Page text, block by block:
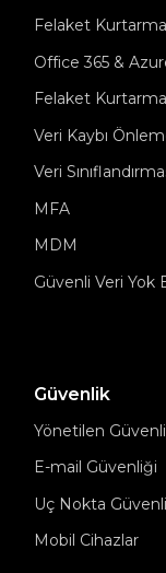
Felaket Kurtarma
Office 365 &
Felaket
Veri Kaybı
Veri
MFA
MDM
Güvenli Veri Yok
Güvenlik
Yönetilen
E-mail Güvenliği
Uç Nokta
Mobil Cihazlar